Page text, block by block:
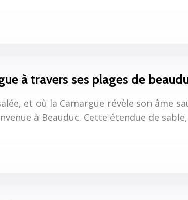
à travers ses plages de
et où la Camargue révèle son âme
à Beauduc. Cette étendue de